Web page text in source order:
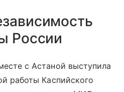
России
с Астаной выступила
работы Каспийского